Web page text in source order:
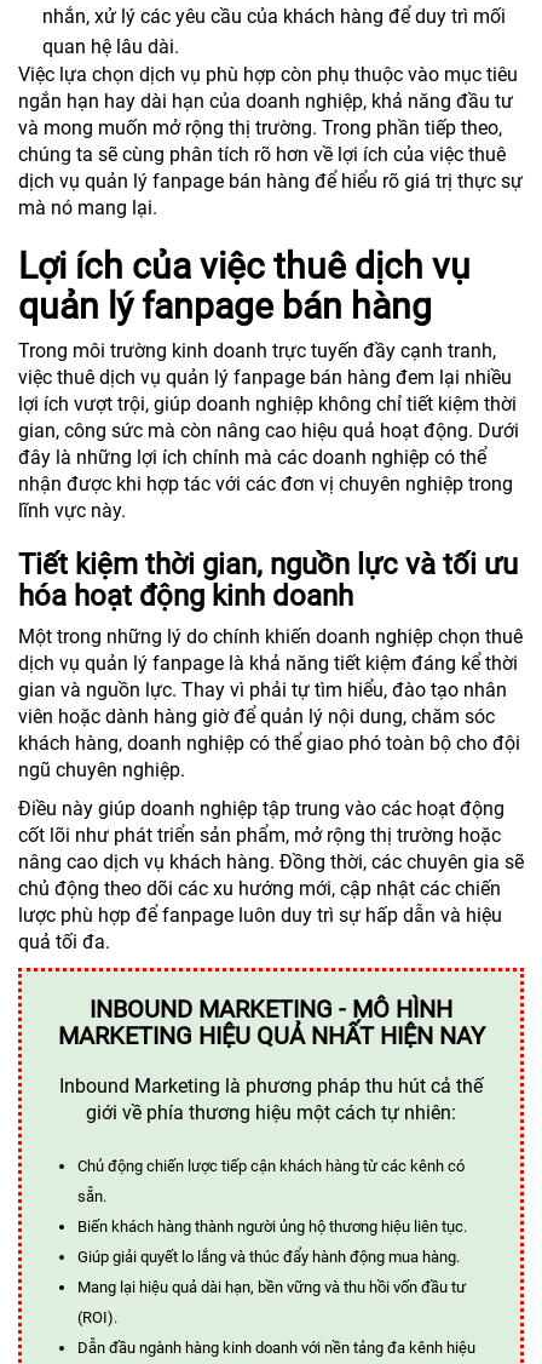
nhắn, xử lý các yêu cầu của khách hàng để duy trì mối
quan hệ lâu dài.
Việc lựa chọn dịch vụ phù hợp còn phụ thuộc vào mục tiêu
ngắn hạn hay dài hạn của doanh nghiệp, khả năng đầu tư
và mong muốn mở rộng thị trường. Trong phần tiếp theo,
chúng ta sẽ cùng phân tích rõ hơn về lợi ích của việc thuê
dịch vụ quản lý fanpage bán hàng để hiểu rõ giá trị thực sự
mà nó mang lại.
Lợi ích của việc thuê dịch vụ
quản lý fanpage bán hàng
Trong môi trường kinh doanh trực tuyến đầy cạnh tranh,
việc thuê dịch vụ quản lý fanpage bán hàng đem lại nhiều
lợi ích vượt trội, giúp doanh nghiệp không chỉ tiết kiệm thời
gian, công sức mà còn nâng cao hiệu quả hoạt động. Dưới
đây là những lợi ích chính mà các doanh nghiệp có thể
nhận được khi hợp tác với các đơn vị chuyên nghiệp trong
lĩnh vực này.
Tiết kiệm thời gian, nguồn lực và tối ưu
hóa hoạt động kinh doanh
Một trong những lý do chính khiến doanh nghiệp chọn thuê
dịch vụ quản lý fanpage là khả năng tiết kiệm đáng kể thời
gian và nguồn lực. Thay vì phải tự tìm hiểu, đào tạo nhân
viên hoặc dành hàng giờ để quản lý nội dung, chăm sóc
khách hàng, doanh nghiệp có thể giao phó toàn bộ cho đội
ngũ chuyên nghiệp.
Điều này giúp doanh nghiệp tập trung vào các hoạt động
cốt lõi như phát triển sản phẩm, mở rộng thị trường hoặc
nâng cao dịch vụ khách hàng. Đồng thời, các chuyên gia sẽ
chủ động theo dõi các xu hướng mới, cập nhật các chiến
lược phù hợp để fanpage luôn duy trì sự hấp dẫn và hiệu
quả tối đa.
INBOUND MARKETING - MÔ HÌNH
MARKETING HIỆU QUẢ NHẤT HIỆN NAY
Inbound Marketing là phương pháp thu hút cả thế
giới về phía thương hiệu một cách tự nhiên:
Chủ động chiến lược tiếp cận khách hàng từ các kênh có
sẵn.
Biến khách hàng thành người ủng hộ thương hiệu liên tục.
Giúp giải quyết lo lắng và thúc đẩy hành động mua hàng.
Mang lại hiệu quả dài hạn, bền vững và thu hồi vốn đầu tư
(ROI).
Dẫn đầu ngành hàng kinh doanh với nền tảng đa kênh hiệu